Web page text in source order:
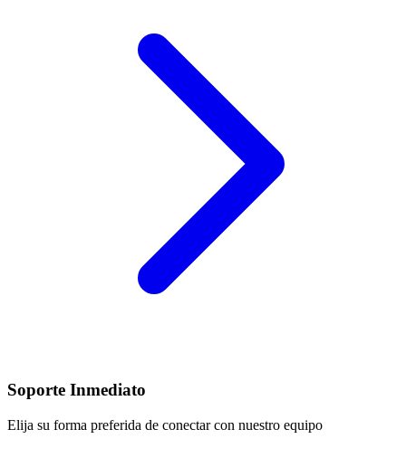
Soporte Inmediato
Elija su forma preferida de conectar con nuestro equipo